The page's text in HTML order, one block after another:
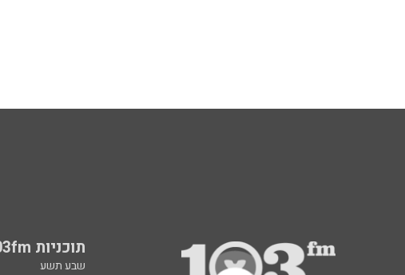
תוכניות 103fm
שבע תשע